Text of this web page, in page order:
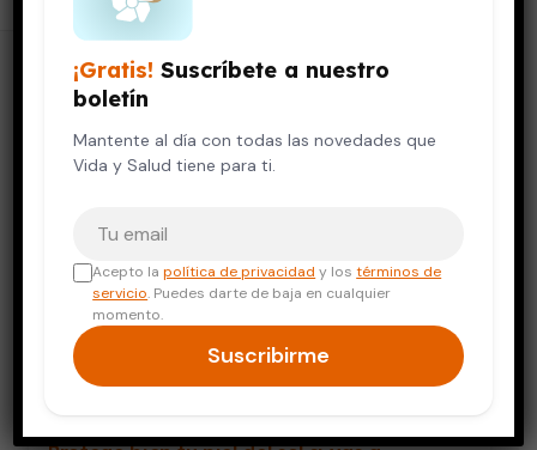
¡Gratis! Suscríbete a nuestro
boletín
Mantente al día con todas las novedades que
Vida y Salud tiene para ti.
Acepto lapolítica de privacidad y lostérminos de
servicio. Puedes darte de baja en cualquier
momento.
Suscribirme